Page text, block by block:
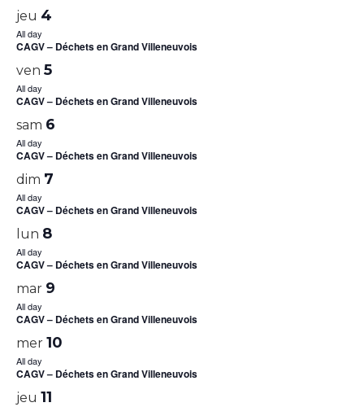
jeu 4
All day
CAGV – Déchets en Grand Villeneuvois
ven 5
All day
CAGV – Déchets en Grand Villeneuvois
sam 6
All day
CAGV – Déchets en Grand Villeneuvois
dim 7
All day
CAGV – Déchets en Grand Villeneuvois
lun 8
All day
CAGV – Déchets en Grand Villeneuvois
mar 9
All day
CAGV – Déchets en Grand Villeneuvois
mer 10
All day
CAGV – Déchets en Grand Villeneuvois
jeu 11